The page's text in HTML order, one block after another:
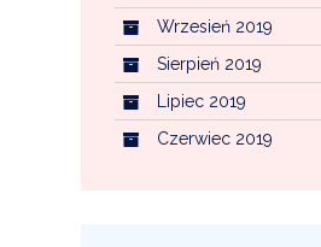
Wrzesień 2019
Sierpień 2019
Lipiec 2019
Czerwiec 2019